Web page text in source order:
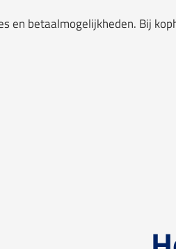
en betaalmogelijkheden. Bij